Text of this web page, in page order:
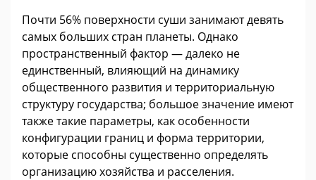
Почти 56% поверхности суши занимают девять
самых больших стран планеты. Однако
пространственный фактор — далеко не
единственный, влияющий на динамику
общественного развития и территориальную
структуру государства; большое значение имеют
также такие параметры, как особенности
конфигурации границ и форма территории,
которые способны существенно определять
организацию хозяйства и расселения.